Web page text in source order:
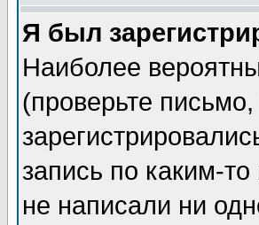
Я был
Наиболее
(проверьте
запись по каким-
не написали ни